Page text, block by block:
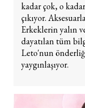
kadar çok, o
çıkıyor.
Erkeklerin yalın
dayatılan tüm
Leto'nun
yaygınlaşıyor.